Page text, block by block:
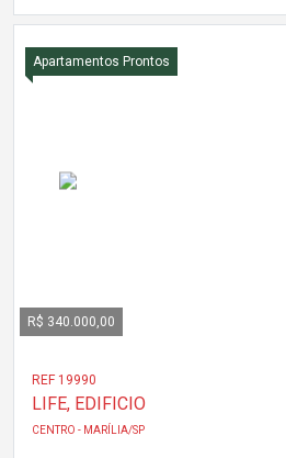
Apartamentos Prontos
R$ 340.000,00
REF 19990
LIFE, EDIFICIO
CENTRO - MARÍLIA/SP